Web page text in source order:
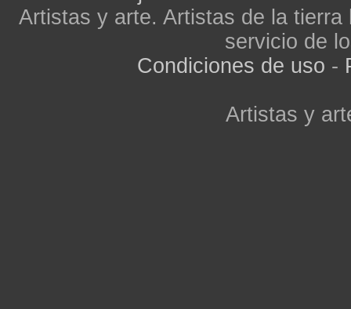
Artistas y arte. Artistas de la
servicio de
Condiciones de uso -
Artistas y